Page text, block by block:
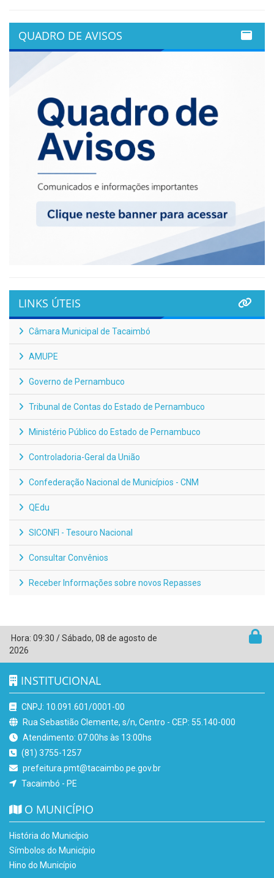
QUADRO DE AVISOS
LINKS ÚTEIS
Câmara Municipal de Tacaimbó
AMUPE
Governo de Pernambuco
Tribunal de Contas do Estado de Pernambuco
Ministério Público do Estado de Pernambuco
Controladoria-Geral da União
Confederação Nacional de Municípios - CNM
QEdu
SICONFI - Tesouro Nacional
Consultar Convênios
Receber Informações sobre novos Repasses
Hora: 09:30 /Sábado, 08 de agosto de
2026
INSTITUCIONAL
CNPJ: 10.091.601/0001-00
Rua Sebastião Clemente, s/n, Centro - CEP: 55.140-000
Atendimento: 07:00hs às 13:00hs
(81) 3755-1257
prefeitura.pmt@tacaimbo.pe.gov.br
Tacaimbó - PE
O MUNICÍPIO
História do Município
Símbolos do Município
Hino do Município